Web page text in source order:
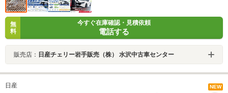
無
料
今すぐ在庫確認・見積依頼
電話する
販売店： 日産チェリー岩手販売（株） 水沢中古車センター
日産 NEW